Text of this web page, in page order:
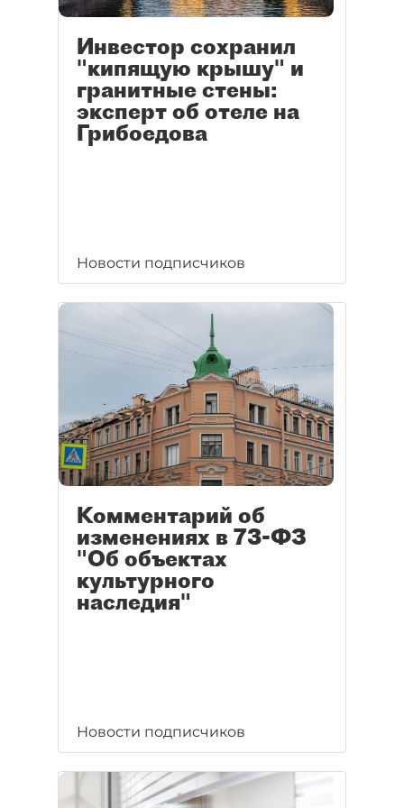
Инвестор сохранил
"кипящую крышу" и
гранитные стены:
эксперт об отеле на
Грибоедова
Новости подписчиков
Комментарий об
изменениях в 73-ФЗ
"Об объектах
культурного
наследия"
Новости подписчиков